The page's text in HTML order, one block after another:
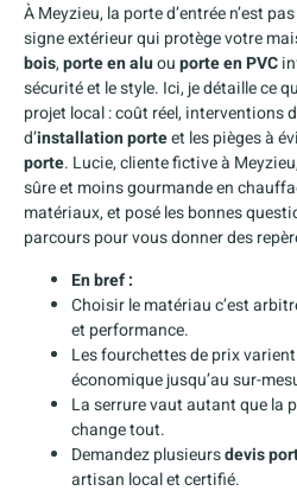
À Meyzieu, la porte d’entrée n’est
signe extérieur qui protège votre
bois,porte en aluouporte en PVC
sécurité et le style. Ici, je détaille ce
projet local : coût réel, interventions
d’installation porteet les pièges à
porte. Lucie, cliente fictive à
sûre et moins gourmande en
matériaux, et posé les bonnes
parcours pour vous donner des
En bref :
Choisir le matériau c’est
et performance.
Les fourchettes de prix
économique jusqu’au sur-
La serrure vaut autant que la
change tout.
Demandez plusieursdevis
artisan local et certifié.